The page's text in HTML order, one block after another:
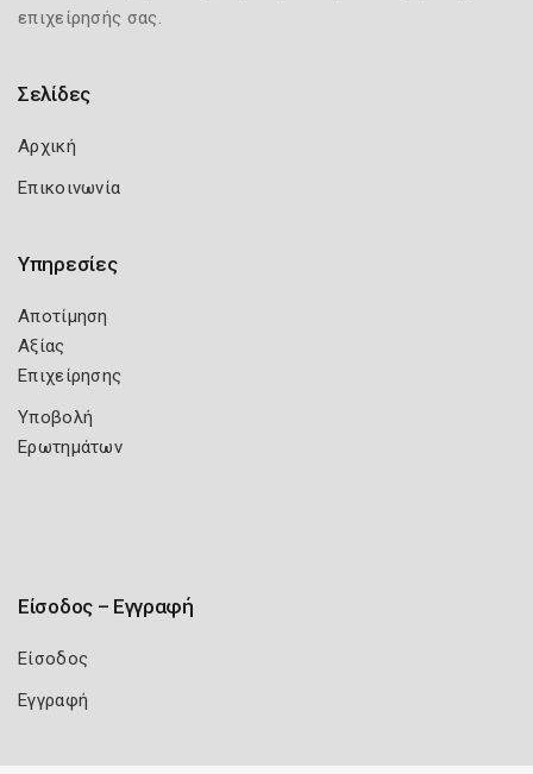
επιχείρησής σας.
Σελίδες
Αρχική
Επικοινωνία
Υπηρεσίες
Αποτίμηση
Αξίας
Επιχείρησης
Υποβολή
Ερωτημάτων
Είσοδος – Εγγραφή
Είσοδος
Εγγραφή